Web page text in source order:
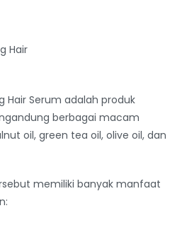
Hair
Hair Serum adalah produk
berbagai macam
oil, green tea oil, olive oil, dan
memiliki banyak manfaat